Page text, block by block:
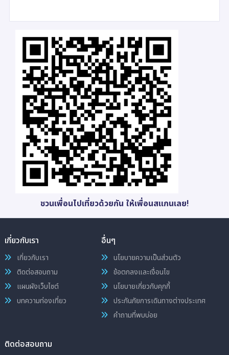
ชวนเพื่อนไปเที่ยวด้วยกัน ให้เพื่อนสแกนเลย!
เกี่ยวกับเรา
เกี่ยวกับเรา
ติดต่อสอบถาม
แผนผังเว็บไซต์
บทความท่องเที่ยว
อื่นๆ
นโยบายความเป็นส่วนตัว
ข้อตกลงและเงื่อนไข
นโยบายเกี่ยวกับคุกกี้
ประกันภัยการเดินทางต่างประเทศ
คำถามที่พบบ่อย
ติดต่อสอบถาม